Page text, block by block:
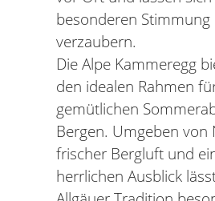
besonderen Stimmung
verzaubern.
Die Alpe Kammeregg
den idealen Rahmen
gemütlichen
Bergen. Umgeben von
frischer Bergluft und
herrlichen Ausblick